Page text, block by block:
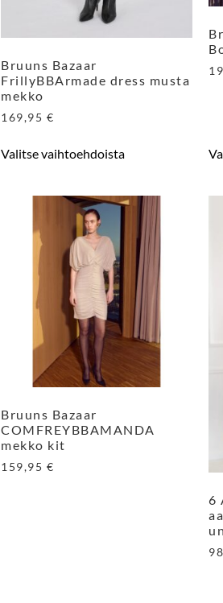
Bruuns Bazaar
FrillyBBArmade dress musta
mekko
169,95 €
Valitse vaihtoehdoista
Bruuns Bazaar
COMFREYBBAMANDA
mekko kit
159,95 €
6